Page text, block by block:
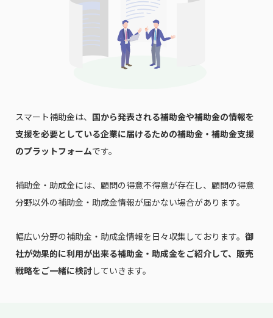
スマート補助金は、 国から発表される補助金や補助金の情報を
支援を必要としている企業に届けるための補助金・補助金支援
のプラットフォームです。
補助金・助成金には、顧問の得意不得意が存在し、顧問の得意
分野以外の補助金・助成金情報が届かない場合があります。
幅広い分野の補助金・助成金情報を日々収集しております。 御
社が効果的に利用が出来る補助金・助成金をご紹介して、販売
戦略をご一緒に検討していきます。